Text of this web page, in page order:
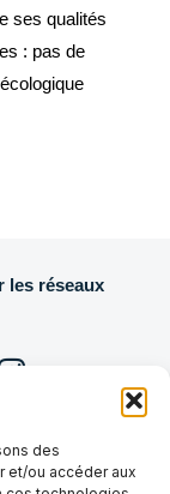
des
et/ou accéder aux
ses qualités
: pas de
les réseaux